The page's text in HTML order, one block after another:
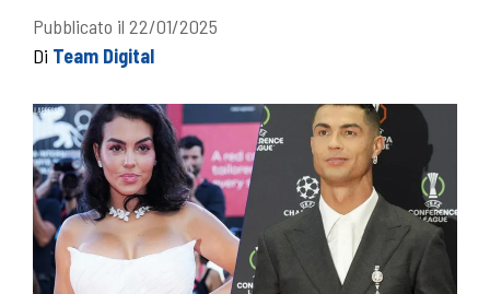
Pubblicato il 22/01/2025
Di Team Digital